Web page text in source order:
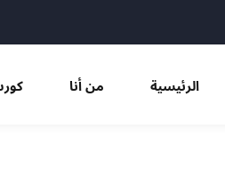
من أنا الرئيسية Sign up